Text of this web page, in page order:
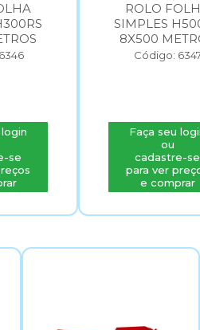
ROLO FOLHA
SIMPLES H500RS
8X500 METROS
Código: 6347
Faça seu login
cadastre-se
para ver preços